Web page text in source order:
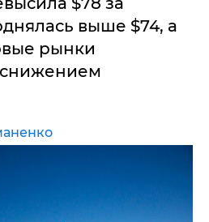
выше $74, а
рынки